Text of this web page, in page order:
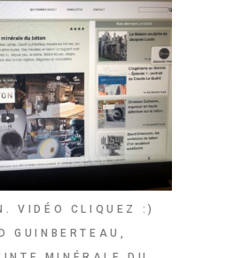
VIDÉO CLIQUEZ :)
GUINBERTEAU,